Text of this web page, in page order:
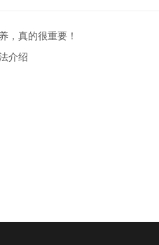
，真的很重要！
介绍